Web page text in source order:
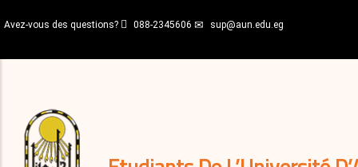
au
principal
Avez-vous des questions? 088-2345606 sup@aun.edu.eg
décisions
Expatriés
Journal